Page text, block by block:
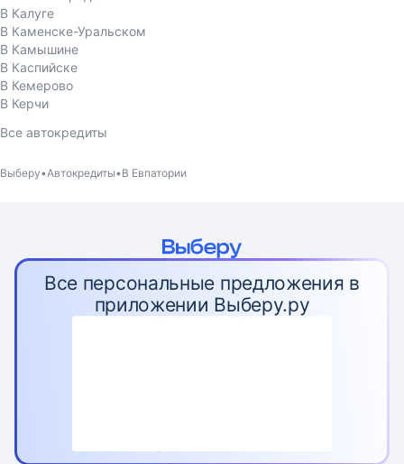
В Калуге
В Каменске-Уральском
В Камышине
В Каспийске
В Кемерово
В Керчи
Все автокредиты
Выберу Автокредиты В Евпатории
Все персональные предложения в
приложении Выберу.ру